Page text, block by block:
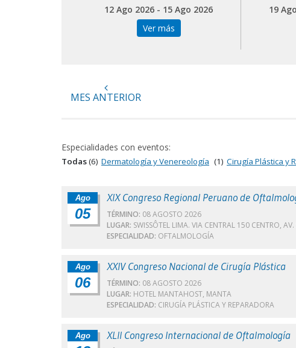
12 Ago 2026 - 15 Ago 2026
Ver más
19
MES ANTERIOR
Especialidades con eventos:
Todas(6) Dermatología y Venereología (1) Cirugía Plástica y
Ago
05
XIX Congreso Regional Peruano de
TÉRMINO: 08 AGOSTO 2026
LUGAR: SWISSÔTEL LIMA. VIA CENTRAL 150 CENTRO,
ESPECIALIDAD: OFTALMOLOGÍA
Ago
06
XXIV Congreso Nacional de Cirugía Plástica
TÉRMINO: 08 AGOSTO 2026
LUGAR: HOTEL MANTAHOST, MANTA
ESPECIALIDAD: CIRUGÍA PLÁSTICA Y REPARADORA
Ago XLII Congreso Internacional de Oftalmología